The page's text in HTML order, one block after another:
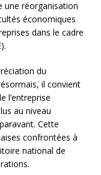
une réorganisation
économiques
dans le cadre
du
il convient
l’entreprise
au niveau
Cette
confrontées à
national de